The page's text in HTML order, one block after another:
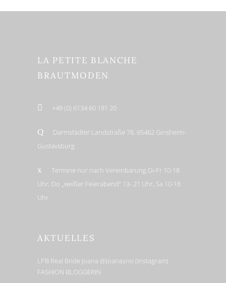
LA PETITE BLANCHE
BRAUTMODEN
+49 (0) 6134 60 181 20
Darmstädter Landstraße 78, 65462 Ginsheim-
Gustavsburg
Termine nur nach Vereinbarung Di-Fr 10-18
Uhr, Do „weißer Feierabend“ 13- 21 Uhr, Sa 10-18
Uhr
AKTUELLES
LPB Real Bride Joana @joanasno (Instagram)
FASHION BLOGGERIN